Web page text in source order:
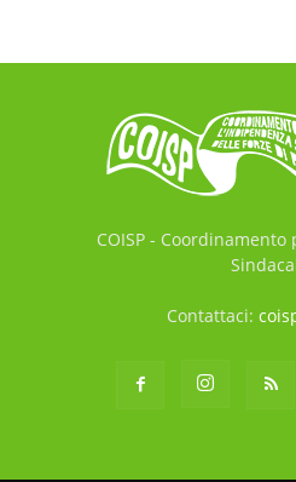
COISP -
Contattaci: